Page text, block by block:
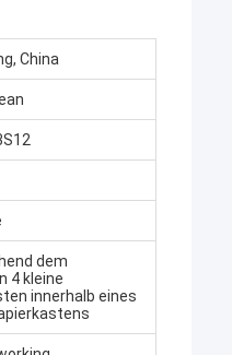
China
dem
4 kleine
innerhalb eines